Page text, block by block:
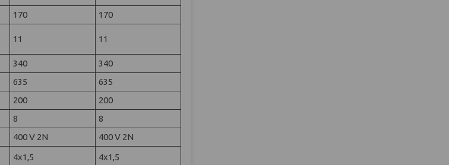
170
170
11 11
340
340
635
635
200
200
8
8
400 V 2N 400 V 2N
4x1,5
4x1,5